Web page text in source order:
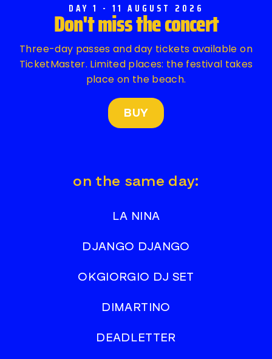
DAY 1 - 11 AUGUST 2026
Don't miss the concert
Three-day passes and day tickets available on
TicketMaster. Limited places: the festival takes
place on the beach.
BUY
on the same day:
LA NINA
DJANGO DJANGO
OKGIORGIO DJ SET
DIMARTINO
DEADLETTER